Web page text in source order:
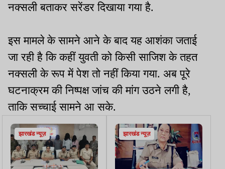
नक्सली बताकर सरेंडर दिखाया गया है.
इस मामले के सामने आने के बाद यह आशंका जताई
जा रही है कि कहीं युवती को किसी साजिश के तहत
नक्सली के रूप में पेश तो नहीं किया गया. अब पूरे
घटनाक्रम की निष्पक्ष जांच की मांग उठने लगी है,
ताकि सच्चाई सामने आ सके.
झारखंड न्यूज़ झारखंड न्यूज़